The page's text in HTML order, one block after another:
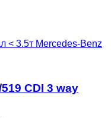
< 3.5т Mercedes-Benz
CDI 3 way